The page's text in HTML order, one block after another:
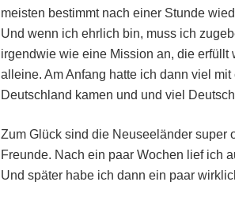
meisten bestimmt nach einer Stunde
Und wenn ich ehrlich bin, muss ich
irgendwie wie eine Mission an, die
alleine. Am Anfang hatte ich dann viel
Deutschland kamen und und viel
Zum Glück sind die Neuseeländer super
Freunde. Nach ein paar Wochen lief ich
Und später habe ich dann ein paar